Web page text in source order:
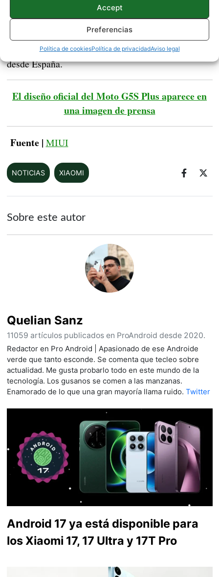
Accept
Preferencias
Política de cookiesPolítica de privacidadAviso legal
Si cumples estos 3 requisitos podrás acceder a la
beta de MIUI 9para uno de los dispositivos antes
mencionados.
Da igual que estés fuera de China,
ya que incluso podría ser un aliciente inscribirse
desde España.
El diseño oficial del Moto G5S Plus aparece en
una imagen de prensa
Fuente | MIUI
NOTICIAS XIAOMI
Sobre este autor
Quelian Sanz
11059 artículos publicados en ProAndroid desde 2020.
Redactor en Pro Android | Apasionado de ese Androide
verde que tanto esconde. Se comenta que tecleo sobre
actualidad. Me gusta probarlo todo en este mundo de la
tecnología. Los gusanos se comen a las manzanas.
Enamorado de lo que una gran mayoría llama ruido. Twitter
Android 17 ya está disponible para
los Xiaomi 17, 17 Ultra y 17T Pro